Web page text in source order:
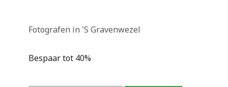
Fotografen in 'S Gravenwezel
Bespaar tot 40%